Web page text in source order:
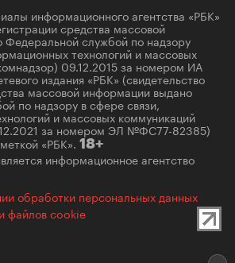
информационного агентства «РБК»
средства массовой
службой по надзору
технологий и массовых
09.12.2015 за номером ИА
издания «РБК» (свидетельство
массовой информации выдано
по надзору в сфере связи,
и массовых коммуникаций
за номером ЭЛ №ФС77-82385)
«РБК». 18+
информационное агентство
обработки персональных данных
файлов cookie